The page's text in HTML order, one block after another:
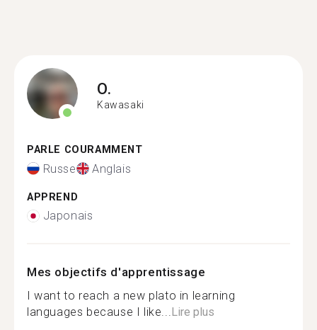
O.
Kawasaki
PARLE COURAMMENT
Russe Anglais
APPREND
Japonais
Mes objectifs d'apprentissage
I want to reach a new plato in learning
languages because I like...Lire plus